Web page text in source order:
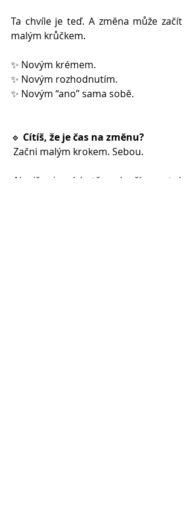
Ta chvíle je teď. A změna může začít
malým krůčkem.
✨ Novým krémem.
✨ Novým rozhodnutím.
✨ Novým “ano” sama sobě.
🔹 Cítíš, že je čas na změnu?
Začni malým krokem. Sebou.